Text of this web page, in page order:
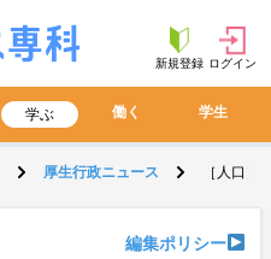
新規登録 ログイン
学ぶ 働く 学生
厚生行政ニュース ［人口
編集ポリシー